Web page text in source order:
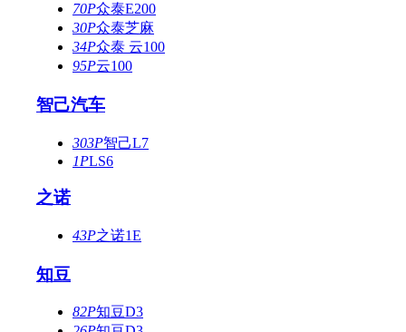
70P众泰E200
30P众泰芝麻
34P众泰 云100
95P云100
智己汽车
303P智己L7
1PLS6
之诺
43P之诺1E
知豆
82P知豆D3